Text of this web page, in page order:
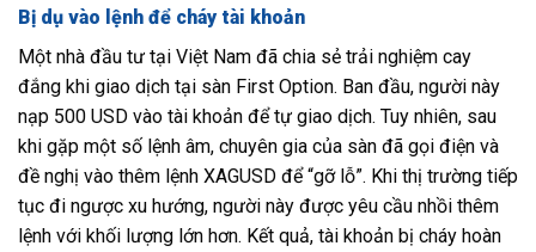
Bị dụ vào lệnh để cháy tài khoản
Một nhà đầu tư tại Việt Nam đã chia sẻ trải nghiệm cay
đắng khi giao dịch tại sàn First Option. Ban đầu, người này
nạp 500 USD vào tài khoản để tự giao dịch. Tuy nhiên, sau
khi gặp một số lệnh âm, chuyên gia của sàn đã gọi điện và
đề nghị vào thêm lệnh XAGUSD để “gỡ lỗ”. Khi thị trường tiếp
tục đi ngược xu hướng, người này được yêu cầu nhồi thêm
lệnh với khối lượng lớn hơn. Kết quả, tài khoản bị cháy hoàn